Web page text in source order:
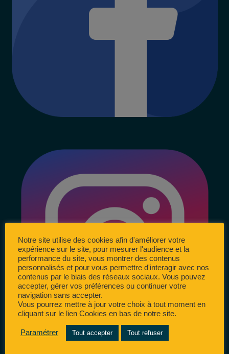
Notre site utilise des cookies afin d'améliorer votre
expérience sur le site, pour mesurer l'audience et la
performance du site, vous montrer des contenus
personnalisés et pour vous permettre d'interagir avec nos
contenus par le biais des réseaux sociaux. Vous pouvez
accepter, gérer vos préférences ou continuer votre
navigation sans accepter.
Vous pourrez mettre à jour votre choix à tout moment en
cliquant sur le lien Cookies en bas de notre site.
Paramétrer Tout accepter Tout refuser